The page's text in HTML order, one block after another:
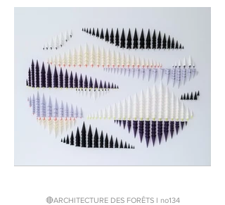
🔴ARCHITECTURE DES FORÊTS I no134